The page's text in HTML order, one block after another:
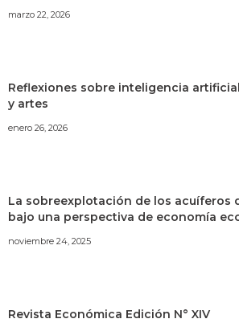
marzo 22, 2026
Reflexiones sobre inteligencia
y artes
enero 26, 2026
La sobreexplotación de los acuíferos
bajo una perspectiva de economía
noviembre 24, 2025
Revista Económica Edición N° XIV